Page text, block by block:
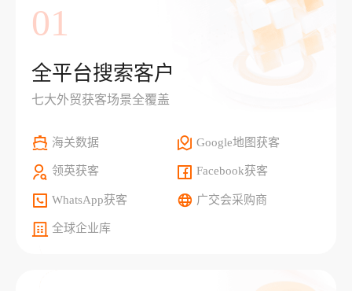
01
全平台搜索客户
七大外贸获客场景全覆盖
海关数据 Google地图获客
领英获客 Facebook获客
WhatsApp获客 广交会采购商
全球企业库